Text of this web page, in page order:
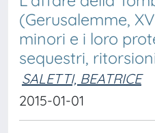
(Gerusalemme,
minori e i loro
sequestri,
SALETTI, BEATRICE
2015-01-01